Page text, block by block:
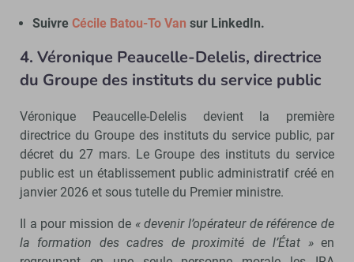
Suivre Cécile Batou-To Van sur LinkedIn.
4. Véronique Peaucelle-Delelis, directrice
du Groupe des instituts du service public
Véronique Peaucelle-Delelis devient la première
directrice du Groupe des instituts du service public, par
décret du 27 mars. Le Groupe des instituts du service
public est un établissement public administratif créé en
janvier 2026 et sous tutelle du Premier ministre.
Il a pour mission de « devenir l’opérateur de référence de
la formation des cadres de proximité de l’État »en